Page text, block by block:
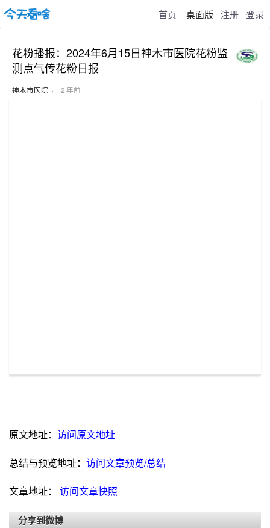
首页 桌面版 注册 登录
花粉播报：2024年6月15日神木市医院花粉监
测点气传花粉日报
神木市医院 · · 2 年前
原文地址： 访问原文地址
总结与预览地址： 访问文章预览/总结
文章地址： 访问文章快照
分享到微博